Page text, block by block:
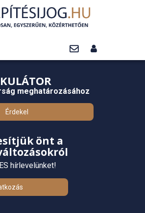
meghatározásához
Érdekel
önt a
hírlevelünket!